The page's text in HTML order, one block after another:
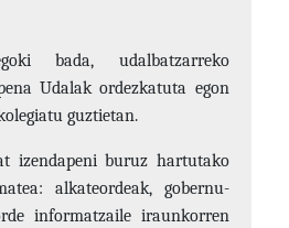
bada, udalbatzarreko
Udalak ordezkatuta egon
guztietan.
izendapeni buruz hartutako
alkateordeak, gobernu-
informatzaile iraunkorren